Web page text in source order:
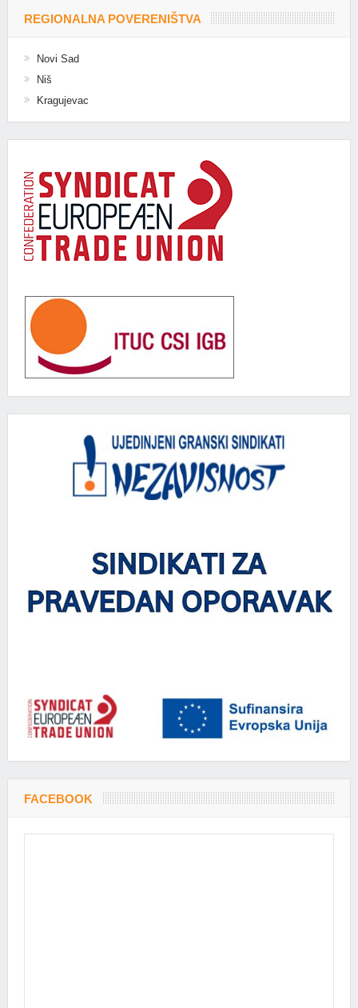
REGIONALNA POVERENIŠTVA
Novi Sad
Niš
Kragujevac
FACEBOOK